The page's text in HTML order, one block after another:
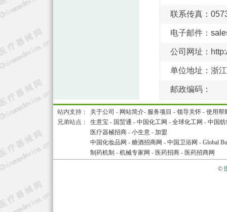
联系传真：
电子邮件：
公司网址：
单位地址：浙
邮政编码：
站内支持： 关于公司 - 网站简介- 服务项目 - 领导关怀 - 使用帮
兄弟站点：
生意宝 - 国贸通 - 中国化工网 - 全球化工网 - 中国
医疗器械招商 - 小生意 - 加盟
中国化妆品网 - 糖酒招商网 - 中国卫浴网 - Global
制药机制 - 机械专家网 - 医药招商 - 医药招商网
©